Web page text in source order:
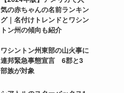
気の赤ちゃんの名前ランキン
グ｜名付けトレンドとワシン
トン州の傾向も紹介
ワシントン州東部の山火事に
連邦緊急事態宣言 6郡と3
部族が対象